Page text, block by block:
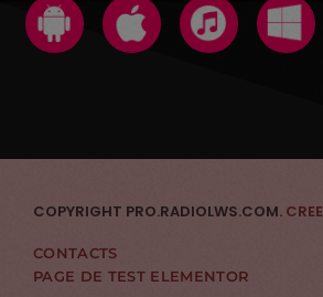
COPYRIGHT PRO.RADIOLWS.COM.
CONTACTS
PAGE DE TEST ELEMENTOR